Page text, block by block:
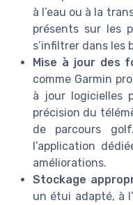
à l’eau ou à la
présents sur les
s’infiltrer dans les
Mise à jour des
comme Garmin
à jour logicielles
précision du
de parcours
l’application
améliorations.
Stockage
un étui adapté, à